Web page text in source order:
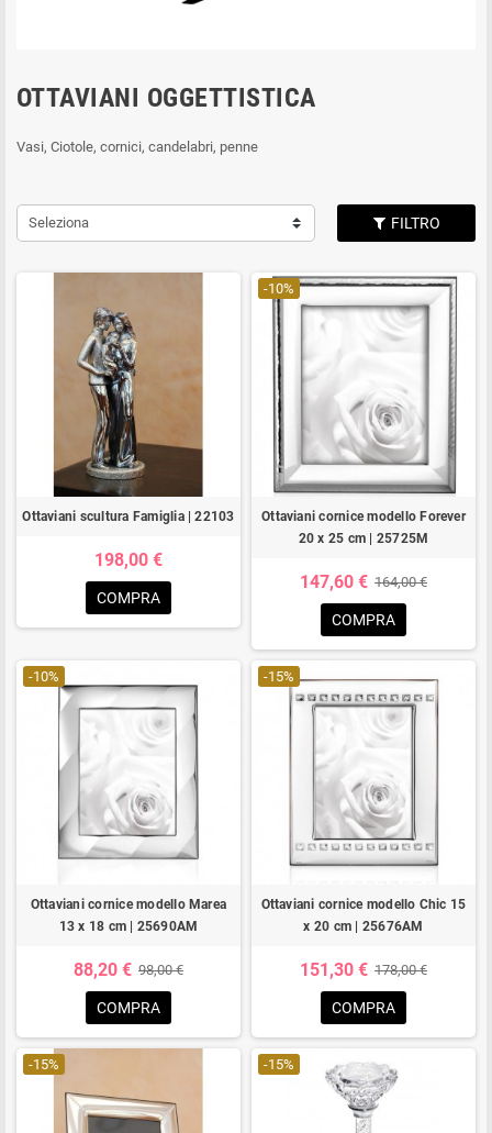
OTTAVIANI OGGETTISTICA
Vasi, Ciotole, cornici, candelabri, penne
Seleziona FILTRO
Ottaviani scultura Famiglia | 22103
198,00 €
COMPRA
-10%
Ottaviani cornice modello Forever
20 x 25 cm | 25725M
147,60 € 164,00 €
COMPRA
-10%
Ottaviani cornice modello Marea
13 x 18 cm | 25690AM
88,20 € 98,00 €
COMPRA
-15%
Ottaviani cornice modello Chic 15
x 20 cm | 25676AM
151,30 € 178,00 €
COMPRA
-15% -15%